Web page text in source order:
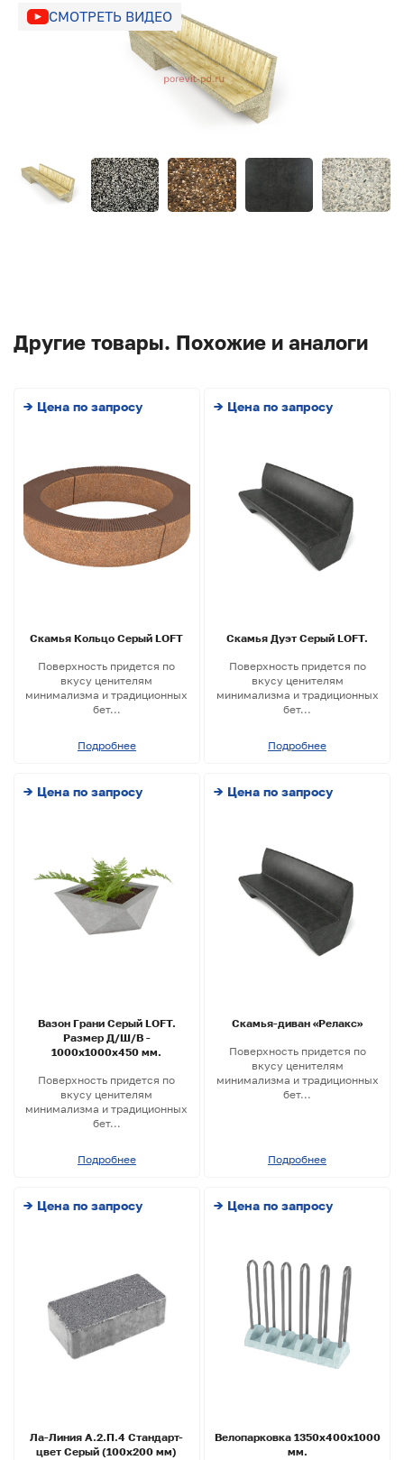
СМОТРЕТЬ ВИДЕО
Другие товары. Похожие и аналоги
→ Цена по запросу
Скамья Кольцо Серый LOFT
Поверхность придется по
вкусу ценителям
минимализма и традиционных
бет...
Подробнее
→ Цена по запросу
Скамья Дуэт Серый LOFT.
Поверхность придется по
вкусу ценителям
минимализма и традиционных
бет...
Подробнее
→ Цена по запросу
Вазон Грани Серый LOFT.
Размер Д/Ш/В -
1000х1000х450 мм.
Поверхность придется по
вкусу ценителям
минимализма и традиционных
бет...
Подробнее
→ Цена по запросу
Скамья-диван «Релакс»
Поверхность придется по
вкусу ценителям
минимализма и традиционных
бет...
Подробнее
→ Цена по запросу
Ла-Линия А.2.П.4 Стандарт-
цвет Серый (100х200 мм)
→ Цена по запросу
Велопарковка 1350х400х1000
мм.